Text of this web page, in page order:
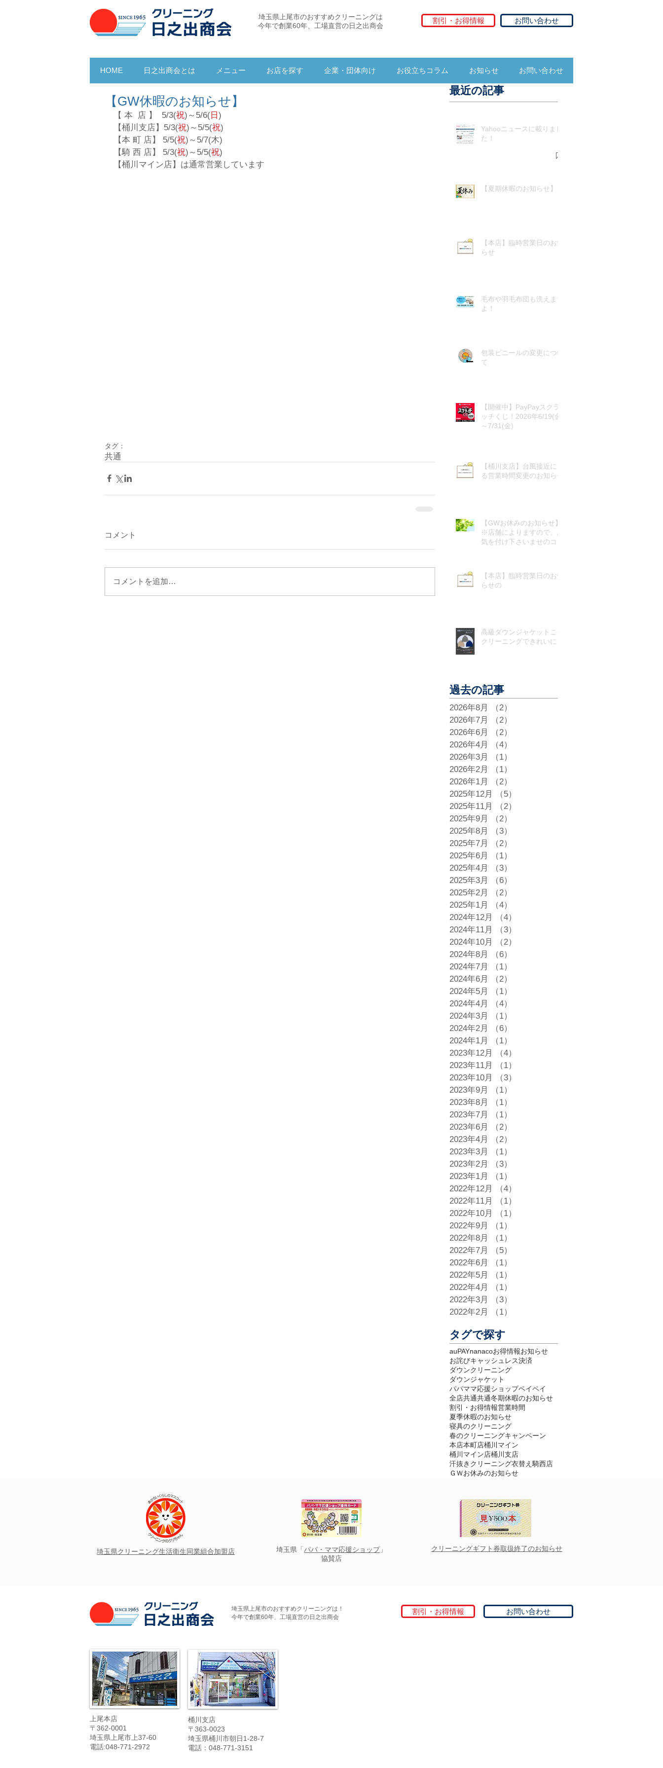
埼玉県上尾市のおすすめクリーニングは
今年で創業60年、工場直営の日之出商会
割引・お得情報 お問い合わせ
HOME 日之出商会とは メニュー お店を探す 企業・団体向け お役立ちコラム お知らせ お問い合わせ
【GW休暇のお知らせ】
【 本  店 】  5/3(祝)～5/6( 日 )
【桶川支店】5/3(祝)～5/5(祝)
【本 町 店】 5/5(祝)～5/7(木)
【騎 西 店】 5/3(祝)～5/5(祝)
【桶川マイン店】は通常営業しています
タグ：
共通
コメント
コメントを追加…
最近の記事
Yahooニュースに載りまし
た！
【夏期休暇のお知らせ】
【本店】臨時営業日のお知
らせ
毛布や羽毛布団も洗えます
よ！
包装ビニールの変更につい
て
【開催中】PayPayスクラ
ッチくじ！2026年6/19(金)
～7/31(金)
【桶川支店】台風接近によ
る営業時間変更のお知らせ
【GWお休みのお知らせ】
※店舗によりますので、お
気を付け下さいませのコピ
【本店】臨時営業日のお知
らせの
高級ダウンジャケットこそ
クリーニングできれいに！
過去の記事
2026年8月 （2）
2026年7月
（2）
2026年6月
（2）
2026年4月
（4）
2026年3月
（1）
2026年2月
（1）
2026年1月
（2）
2025年12月
（5）
2025年11月
（2）
2025年9月
（2）
2025年8月
（3）
2025年7月
（2）
2025年6月
（1）
2025年4月
（3）
2025年3月
（6）
2025年2月
（2）
2025年1月
（4）
2024年12月
（4）
2024年11月
（3）
2024年10月
（2）
2024年8月
（6）
2024年7月
（1）
2024年6月
（2）
2024年5月
（1）
2024年4月
（4）
2024年3月
（1）
2024年2月
（6）
2024年1月
（1）
2023年12月
（4）
2023年11月
（1）
2023年10月
（3）
2023年9月
（1）
2023年8月
（1）
2023年7月
（1）
2023年6月
（2）
2023年4月
（2）
2023年3月
（1）
2023年2月
（3）
2023年1月
（1）
2022年12月
（4）
2022年11月
（1）
2022年10月
（1）
2022年9月
（1）
2022年8月
（1）
2022年7月
（5）
2022年6月
（1）
2022年5月
（1）
2022年4月
（1）
2022年3月
（3）
2022年2月
（1）
タグで探す
auPAYnanacoお得情報お知らせ
お詫びキャッシュレス決済
ダウンクリーニング
ダウンジャケット
パパママ応援ショップペイペイ
全店共通共通冬期休暇のお知らせ
割引・お得情報営業時間
夏季休暇のお知らせ
寝具のクリーニング
春のクリーニングキャンペーン
本店本町店桶川マイン
桶川マイン店桶川支店
汗抜きクリーニング衣替え 騎西店
ＧＷお休みのお知らせ
埼玉県クリーニング生活衛生同業組合加盟店 埼玉県「 パパ・ママ応援ショップ」
協賛店
クリーニングギフト券取扱終了のお知らせ
埼玉県上尾市のおすすめクリーニングは！
今年で創業60年、工場直営の日之出商会
割引・お得情報 お問い合わせ
上尾本店
〒362-0001
埼玉県上尾市上37-60
電話:048-771-2972
桶川支店
〒363-0023
埼玉県桶川市朝日1-28-7
電話：048-771-3151